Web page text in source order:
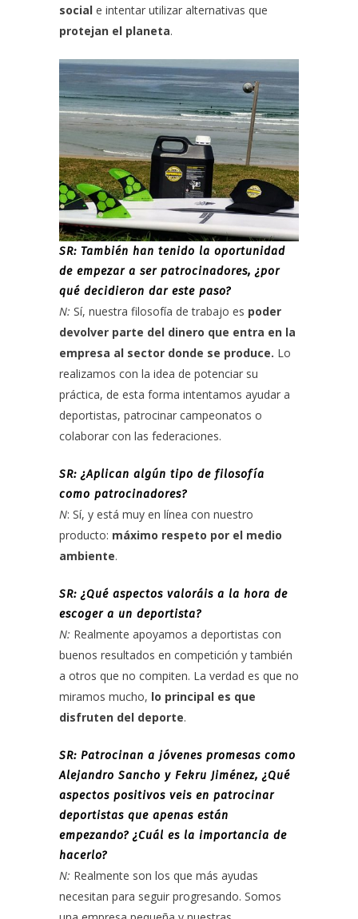
social e intentar utilizar alternativas que
protejan el planeta.
SR: También han tenido la oportunidad
de empezar a ser patrocinadores, ¿por
qué decidieron dar este paso?
N: Sí, nuestra filosofía de trabajo es poder
devolver parte del dinero que entra en la
empresa al sector donde se produce. Lo
realizamos con la idea de potenciar su
práctica, de esta forma intentamos ayudar a
deportistas, patrocinar campeonatos o
colaborar con las federaciones.
SR: ¿Aplican algún tipo de filosofía
como patrocinadores?
N: Sí, y está muy en línea con nuestro
producto: máximo respeto por el medio
ambiente.
SR: ¿Qué aspectos valoráis a la hora de
escoger a un deportista?
N: Realmente apoyamos a deportistas con
buenos resultados en competición y también
a otros que no compiten. La verdad es que no
miramos mucho, lo principal es que
disfruten del deporte.
SR: Patrocinan a jóvenes promesas como
Alejandro Sancho y Fekru Jiménez, ¿Qué
aspectos positivos veis en patrocinar
deportistas que apenas están
empezando? ¿Cuál es la importancia de
hacerlo?
N: Realmente son los que más ayudas
necesitan para seguir progresando. Somos